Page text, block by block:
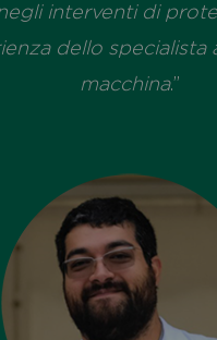
interventi di
dello specialista
macchina.”